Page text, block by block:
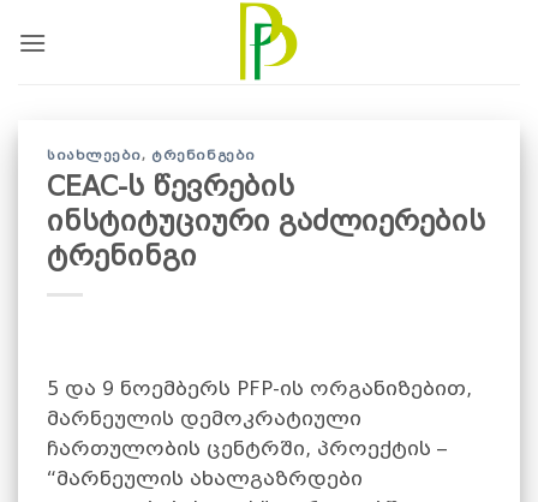
ᲡᲘᲐᲮᲚᲔᲔᲑᲘ, ᲢᲠᲔᲜᲘᲜᲒᲔᲑᲘ
CEAC-ს წევრების
ინსტიტუციური გაძლიერების
ტრენინგი
5 და 9 ნოემბერს PFP-ის ორგანიზებით,
მარნეულის დემოკრატიული
ჩართულობის ცენტრში, პროექტის –
“მარნეულის ახალგაზრდები